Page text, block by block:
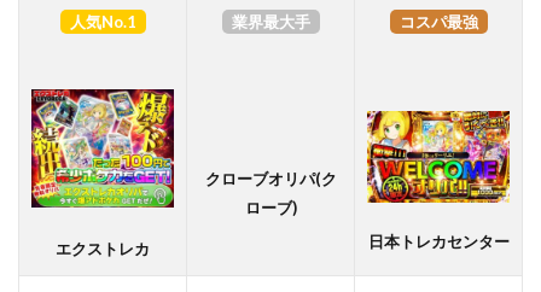
人気No.1
エクストレカ
業界最大手
クローブオリパ(ク
ローブ)
コスパ最強
日本トレカセンター